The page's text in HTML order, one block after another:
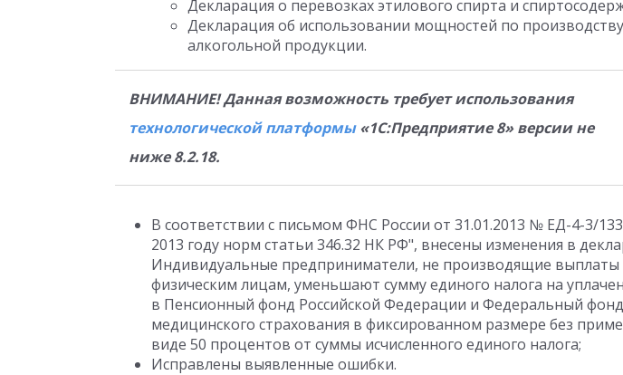
Декларация о перевозках этилового спирта и
Декларация об использовании мощностей по
алкогольной продукции.
ВНИМАНИЕ! Данная возможность требует использования
технологической платформы«1С:Предприятие 8» версии не
ниже 8.2.18.
В соответствии с письмом ФНС России от 31.01.2013 № ЕД-4-3/
2013 году норм статьи 346.32 НК РФ", внесены изменения в
Индивидуальные предприниматели, не производящие выплаты
физическим лицам, уменьшают сумму единого налога на
в Пенсионный фонд Российской Федерации и Федеральный фонд
медицинского страхования в фиксированном размере без
виде 50 процентов от суммы исчисленного единого налога;
Исправлены выявленные ошибки.